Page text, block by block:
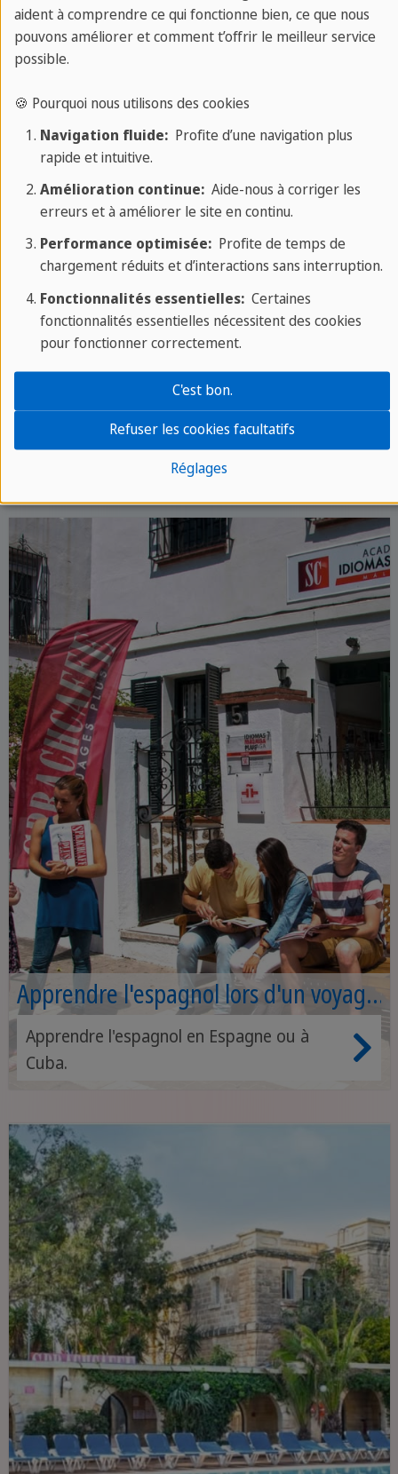
Le futur en espagnol expliqué
Améliorez votre niveau d'espagnol avec
Sprachcaffe
Apprendre l'espagnol lors d'un voyage
linguistique
Apprendre l'espagnol en Espagne ou à
Cuba.
aident à comprendre ce qui fonctionne bien, ce que nous
pouvons améliorer et comment t’offrir le meilleur service
possible.
🍪 Pourquoi nous utilisons des cookies
Navigation fluide:Profite d’une navigation plus
rapide et intuitive.
Amélioration continue:Aide-nous à corriger les
erreurs et à améliorer le site en continu.
Performance optimisée:Profite de temps de
chargement réduits et d’interactions sans interruption.
Fonctionnalités essentielles:Certaines
fonctionnalités essentielles nécessitent des cookies
pour fonctionner correctement.
Réglages
Refuser les cookies facultatifs
C'est bon.